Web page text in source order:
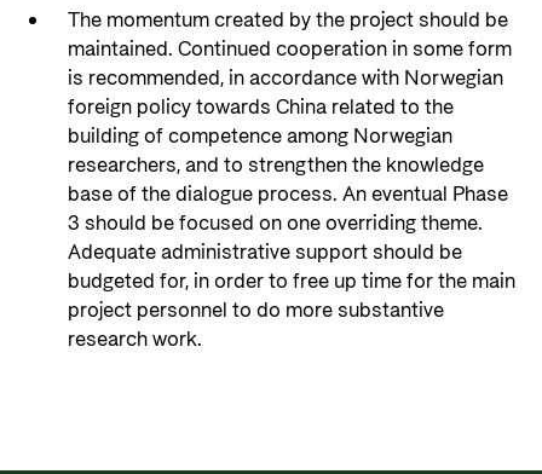
The momentum created by the project should be
maintained. Continued cooperation in some form
is recommended, in accordance with Norwegian
foreign policy towards China related to the
building of competence among Norwegian
researchers, and to strengthen the knowledge
base of the dialogue process. An eventual Phase
3 should be focused on one overriding theme.
Adequate administrative support should be
budgeted for, in order to free up time for the main
project personnel to do more substantive
research work.